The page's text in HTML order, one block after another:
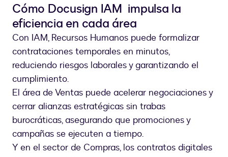
Cómo Docusign IAM impulsa la
eficiencia en cada área
Con IAM, Recursos Humanos puede formalizar
contrataciones temporales en minutos,
reduciendo riesgos laborales y garantizando el
cumplimiento.
El área de Ventas puede acelerar negociaciones y
cerrar alianzas estratégicas sin trabas
burocráticas, asegurando que promociones y
campañas se ejecuten a tiempo.
Y en el sector de Compras, los contratos digitales